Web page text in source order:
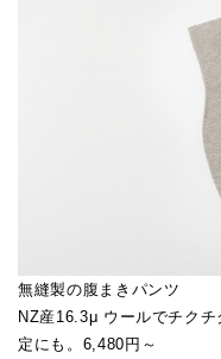
無縫製の腹まきパンツ
NZ産16.3μ ウールでチク
定にも。6,480円～